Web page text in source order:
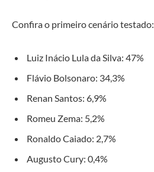
Confira o primeiro cenário testado:
Luiz Inácio Lula da Silva: 47%
Flávio Bolsonaro: 34,3%
Renan Santos: 6,9%
Romeu Zema: 5,2%
Ronaldo Caiado: 2,7%
Augusto Cury: 0,4%